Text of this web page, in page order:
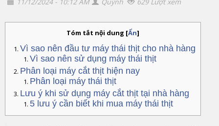
Tóm tắt nội dung [Ẩn]
Vì sao nên đầu tư máy thái thịt cho nhà hàng
Vì sao nên sử dụng máy thái thịt
Phân loại máy cắt thịt hiện nay
Phân loại máy thái thịt
Lưu ý khi sử dụng máy cắt thịt tại nhà hàng
5 lưu ý cần biết khi mua máy thái thịt